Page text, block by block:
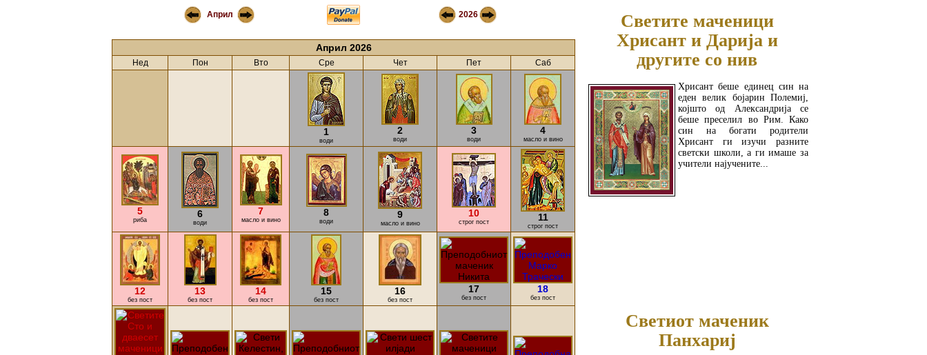
Април 2026
Светите маченици
Хрисант и Дарија и
другите со нив
Хрисант беше единец син на
еден велик бојарин Полемиј,
којшто од Александрија се
беше преселил во Рим. Како
син на богати родители
Хрисант ги изучи разните
светски школи, а ги имаше за
учители најучените...
Светиот маченик
Панхариј
Април 2026
Нед Пон Вто Сре Чет Пет Саб
1
води
2
води
3
води
4
масло и вино
5
риба
6
води
7
масло и вино
8
води
9
масло и вино
10
строг пост 11
строг пост
12
без пост
13
без пост
14
без пост
15
без пост
16
без пост
17
без пост
18
без пост